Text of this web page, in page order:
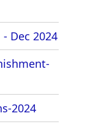
Dec 2024
2024